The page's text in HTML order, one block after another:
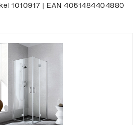
1010917 | EAN 4051484404880